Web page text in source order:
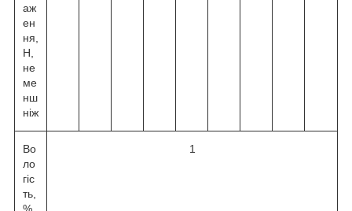
аж
ен
ня,
Н,
не
ме
нш
ніж
Во
ло
гіс
ть,
%,
1